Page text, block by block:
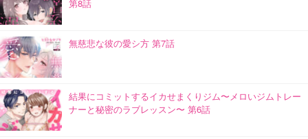
第8話
無慈悲な彼の愛シ方 第7話
結果にコミットするイカせまくりジム〜メロいジムトレー
ナーと秘密のラブレッスン〜 第6話